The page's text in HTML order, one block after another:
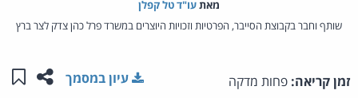
מאת‏עו"ד טל קפלן
שותף וחבר בקבוצת הסייבר, הפרטיות וזכויות היוצרים במשרד פרל כהן צדק לצר ברץ
זמן קריאה: פחות מדקה שתפו
עיון במסמך